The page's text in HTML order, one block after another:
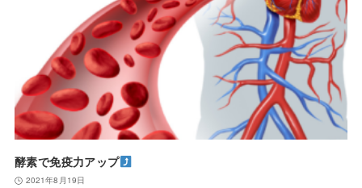
酵素で免疫力アップ
2021年8月19日